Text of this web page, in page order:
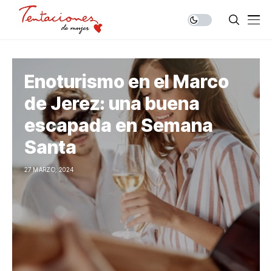
Enoturismo en el Marco
de Jerez: una buena
escapada en Semana
Santa
27 MARZO, 2024